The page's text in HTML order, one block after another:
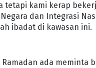
tetapi kami kerap
dan Integrasi
ibadat di kawasan ini.
Ramadan ada